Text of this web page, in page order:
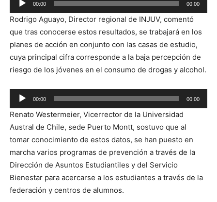
Reproductor
de
audio
00:00 00:00
Rodrigo Aguayo, Director regional de INJUV, comentó
que tras conocerse estos resultados, se trabajará en los
planes de acción en conjunto con las casas de estudio,
cuya principal cifra corresponde a la baja percepción de
riesgo de los jóvenes en el consumo de drogas y alcohol.
Reproductor
de
audio
00:00 00:00
Renato Westermeier, Vicerrector de la Universidad
Austral de Chile, sede Puerto Montt, sostuvo que al
tomar conocimiento de estos datos, se han puesto en
marcha varios programas de prevención a través de la
Dirección de Asuntos Estudiantiles y del Servicio
Bienestar para acercarse a los estudiantes a través de la
federación y centros de alumnos.